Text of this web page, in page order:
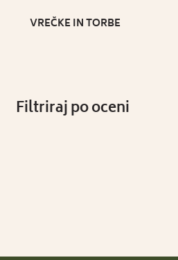
VREČKE IN TORBE
Filtriraj po oceni